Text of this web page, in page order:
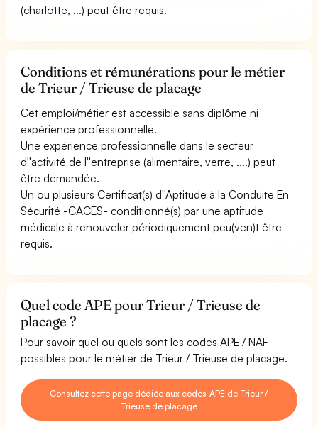
(charlotte, ...) peut être requis.
Conditions et rémunérations pour le métier
de Trieur / Trieuse de placage
Cet emploi/métier est accessible sans diplôme ni
expérience professionnelle.
Une expérience professionnelle dans le secteur
d''activité de l''entreprise (alimentaire, verre, ....) peut
être demandée.
Un ou plusieurs Certificat(s) d''Aptitude à la Conduite En
Sécurité -CACES- conditionné(s) par une aptitude
médicale à renouveler périodiquement peu(ven)t être
requis.
Quel code APE pour Trieur / Trieuse de
placage ?
Pour savoir quel ou quels sont les codes APE / NAF
possibles pour le métier de Trieur / Trieuse de placage.
Consultez cette page dédiée aux codes APE de Trieur /
Trieuse de placage